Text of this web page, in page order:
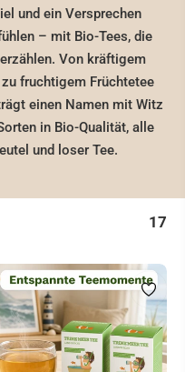
und ein Versprechen
– mit Bio-Tees, die
Von kräftigem
fruchtigem Früchtetee
einen Namen mit Witz
in Bio-Qualität, alle
und loser Tee.
17